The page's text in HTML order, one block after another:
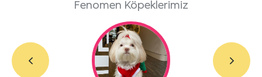
Fenomen Köpeklerimiz